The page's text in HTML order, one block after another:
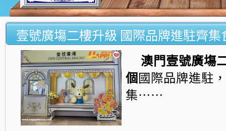
壹號廣塲二樓升級 國際品牌進駐齊集
澳門壹號廣塲
個 國際品牌進駐
集⋯⋯